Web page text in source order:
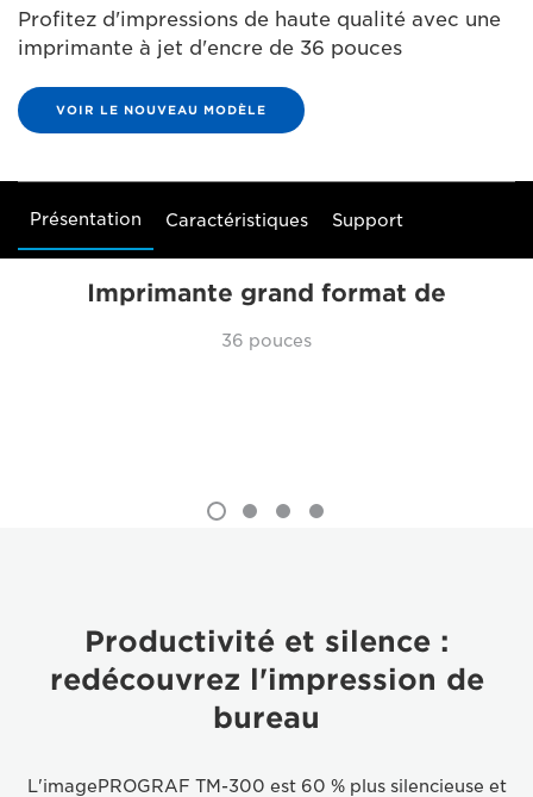
Profitez d'impressions de haute qualité avec une
imprimante à jet d'encre de 36 pouces
VOIR LE NOUVEAU MODÈLE
Présentation Caractéristiques Support
Imprimante grand format de
36 pouces
Productivité et silence :
redécouvrez l'impression de
bureau
L'imagePROGRAF TM-300 est 60 % plus silencieuse et